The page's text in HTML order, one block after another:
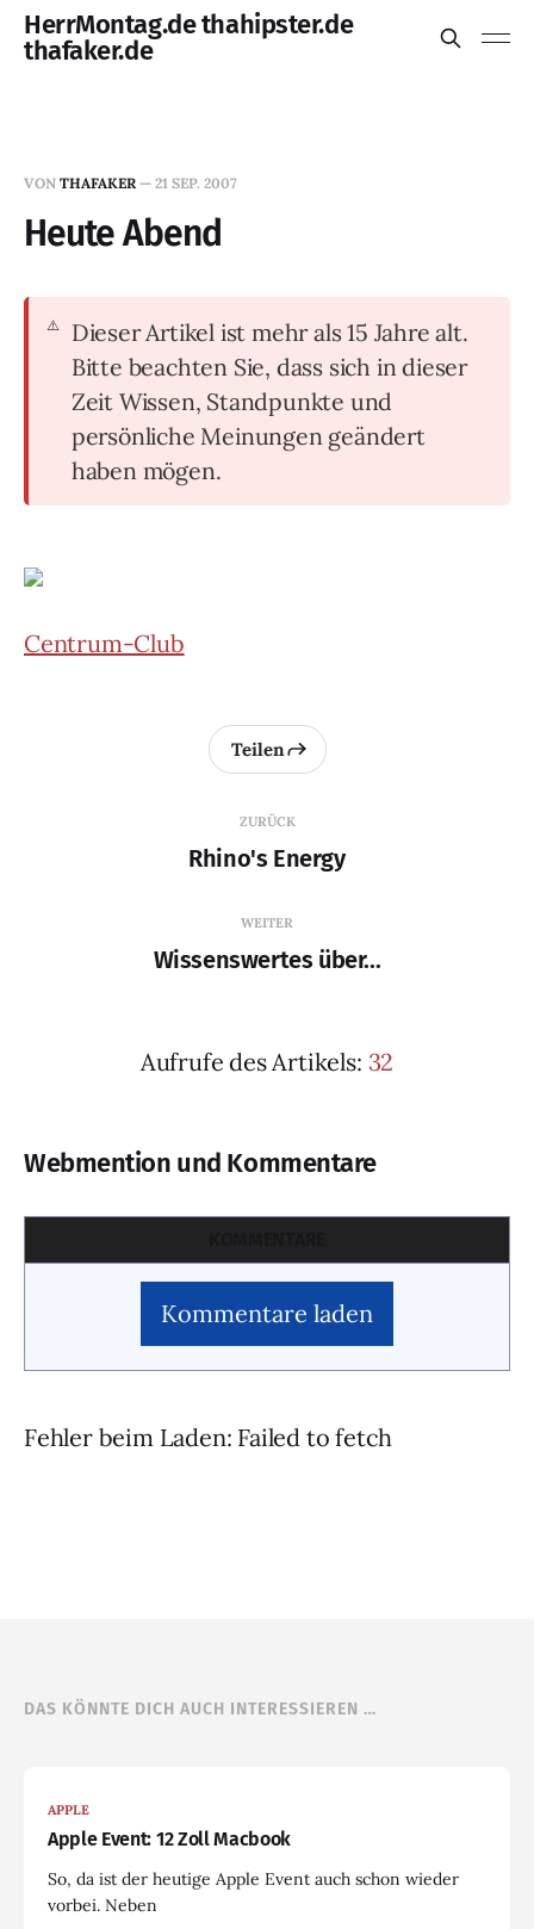
HerrMontag.de thahipster.de
thafaker.de
VON THAFAKER — 21 SEP. 2007
Heute Abend
Dieser Artikel ist mehr als 15 Jahre alt.
Bitte beachten Sie, dass sich in dieser
Zeit Wissen, Standpunkte und
persönliche Meinungen geändert
haben mögen.
Centrum-Club
ZURÜCK
Rhino's Energy
Teilen
WEITER
Wissenswertes über...
Aufrufe des Artikels: 32
Webmention und Kommentare
Kommentare laden
Fehler beim Laden: Failed to fetch
DAS KÖNNTE DICH AUCH INTERESSIEREN …
APPLE
Apple Event: 12 Zoll Macbook
So, da ist der heutige Apple Event auch schon wieder
vorbei. Neben